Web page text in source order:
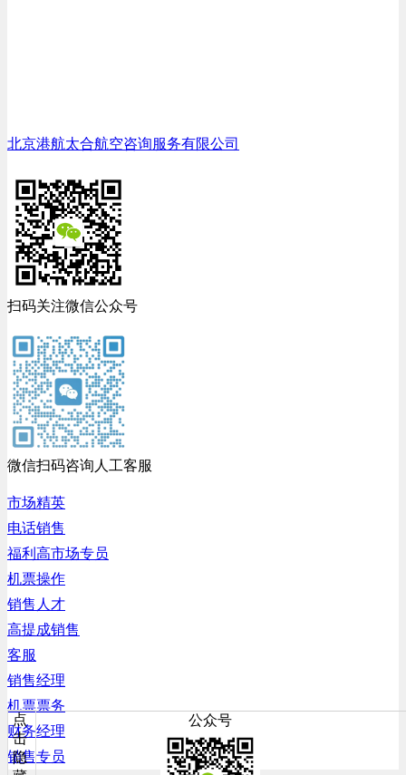
北京港航太合航空咨询服务有限公司
扫码关注微信公众号
微信扫码咨询人工客服
市场精英
电话销售
福利高市场专员
机票操作
销售人才
高提成销售
客服
销售经理
机票票务
财务经理
销售专员
点
击
隐
公众号